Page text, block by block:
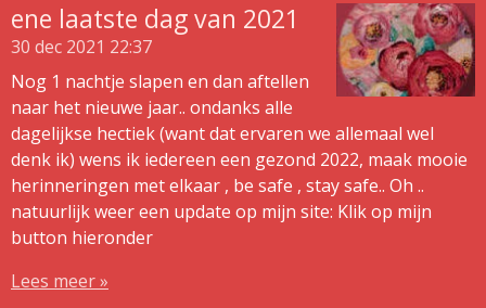
ene laatste dag van 2021
30 dec 2021 22:37
Nog 1 nachtje slapen en dan aftellen
naar het nieuwe jaar.. ondanks alle
dagelijkse hectiek (want dat ervaren we allemaal wel
denk ik) wens ik iedereen een gezond 2022, maak mooie
herinneringen met elkaar , be safe , stay safe.. Oh ..
natuurlijk weer een update op mijn site: Klik op mijn
button hieronder
Lees meer »